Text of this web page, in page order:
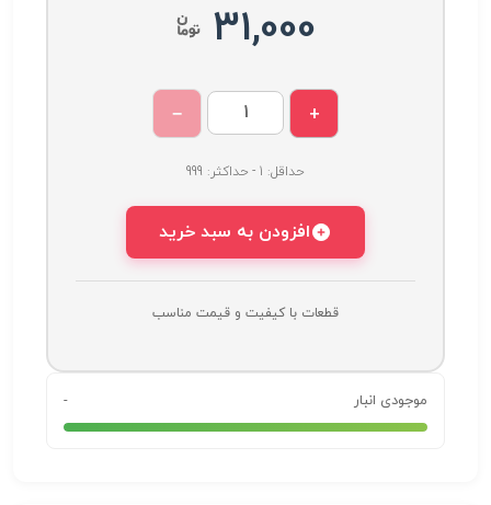
31,000
+
−
حداقل: 1 - حداکثر: 999
افزودن به سبد خرید
قطعات با کیفیت و قیمت مناسب
موجودی انبار -